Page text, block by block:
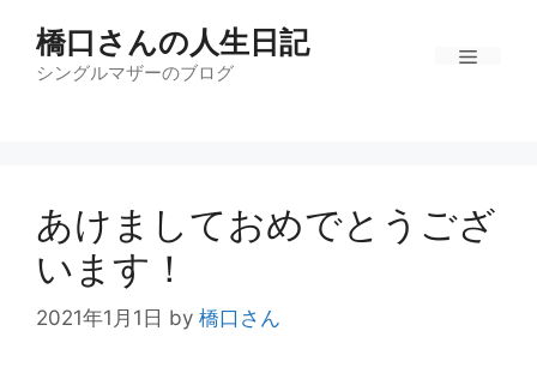
橋口さんの人生日記
シングルマザーのブログ
ュ
あけましておめでとうござ
います！
2021年1月1日 by 橋口さん